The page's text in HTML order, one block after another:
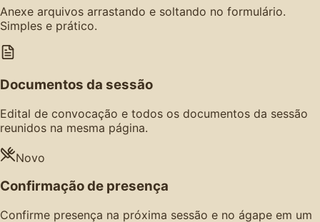
Anexe arquivos arrastando e soltando no formulário.
Simples e prático.
Documentos da sessão
Edital de convocação e todos os documentos da sessão
reunidos na mesma página.
Novo
Confirmação de presença
Confirme presença na próxima sessão e no ágape em um